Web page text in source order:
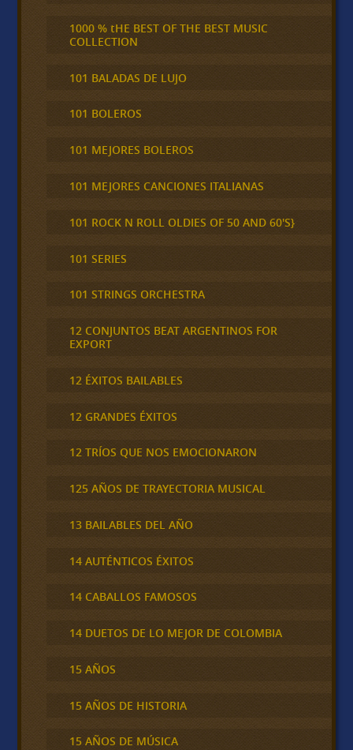
1000 % tHE BEST OF THE BEST MUSIC
COLLECTION
101 BALADAS DE LUJO
101 BOLEROS
101 MEJORES BOLEROS
101 MEJORES CANCIONES ITALIANAS
101 ROCK N ROLL OLDIES OF 50 AND 60'S}
101 SERIES
101 STRINGS ORCHESTRA
12 CONJUNTOS BEAT ARGENTINOS FOR
EXPORT
12 ÉXITOS BAILABLES
12 GRANDES ÉXITOS
12 TRÍOS QUE NOS EMOCIONARON
125 AÑOS DE TRAYECTORIA MUSICAL
13 BAILABLES DEL AÑO
14 AUTÉNTICOS ÉXITOS
14 CABALLOS FAMOSOS
14 DUETOS DE LO MEJOR DE COLOMBIA
15 AÑOS
15 AÑOS DE HISTORIA
15 AÑOS DE MÚSICA